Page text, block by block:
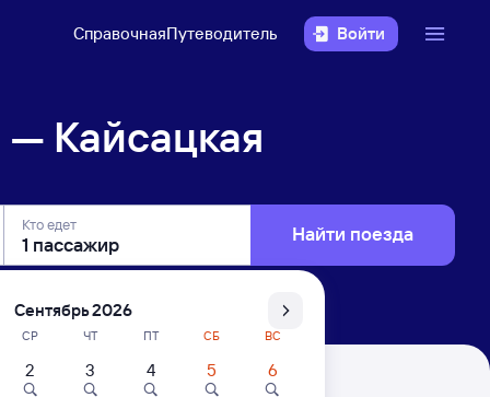
СправочнаяПутеводитель Войти
Кайсацкая
Кто едет Найти поезда
Сентябрь 2026
СР ЧТ ПТ СБ ВС
2 3 4 5 6